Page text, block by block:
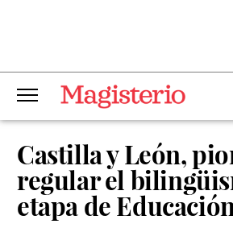
Castilla y León,
regular el
etapa de